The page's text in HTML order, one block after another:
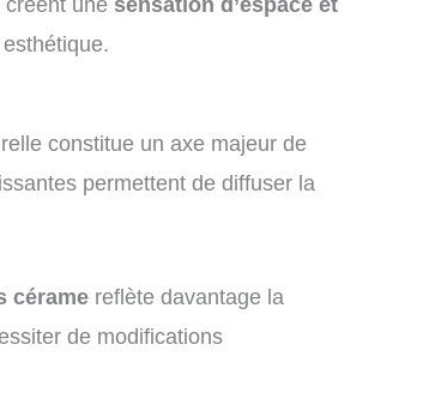
une sensation d’espace et
constitue un axe majeur de
permettent de diffuser la
cérame reflète davantage la
de modifications